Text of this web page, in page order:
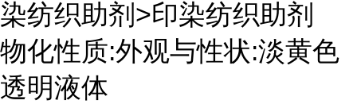
染纺织助剂>印染纺织助剂
物化性质:外观与性状:淡黄色
透明液体